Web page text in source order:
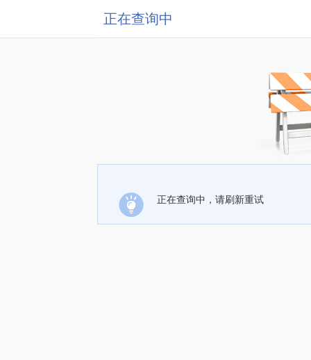
正在查询中
正在查询中，请刷新重试